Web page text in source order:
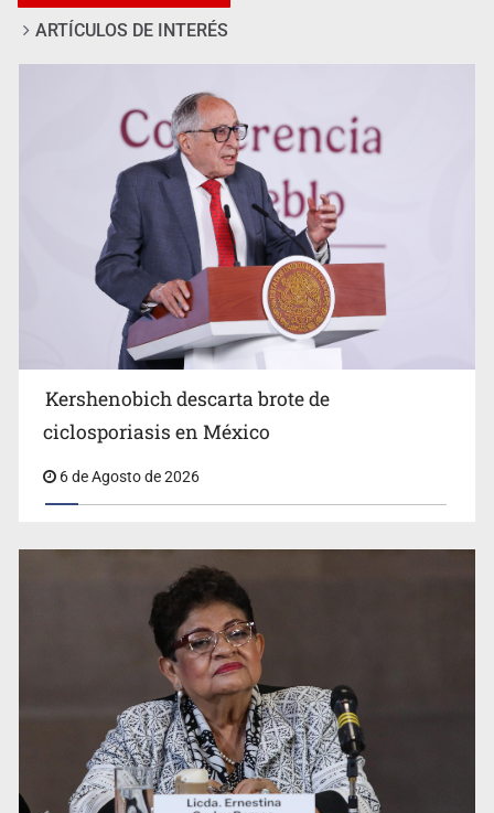
Advierten retrocesos en transparencia tras desaparición
del INAI
Jalisco mantiene la búsqueda de 21 adolescentes
desaparecidos durante julio
ARTÍCULOS DE INTERÉS
Kershenobich descarta brote de
ciclosporiasis en México
6 de Agosto de 2026